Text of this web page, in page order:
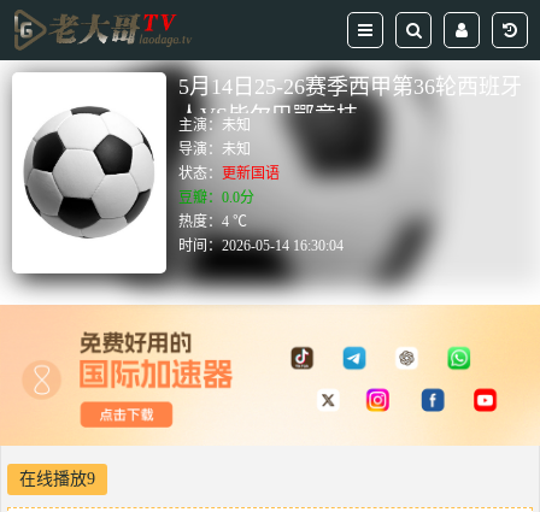
5月14日25-26赛季西甲第36轮西班牙
人VS毕尔巴鄂竞技
主演： 未知
导演：未知
状态： 更新国语
豆瓣：0.0分
热度：4 ℃
时间：2026-05-14 16:30:04
在线播放9